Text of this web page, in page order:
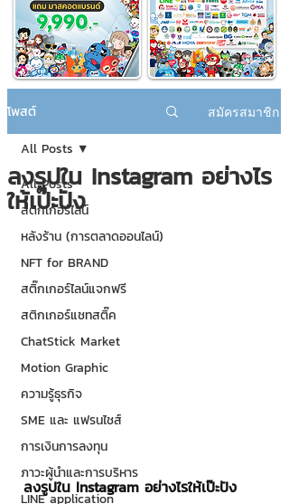
โพสต์ สมัครสมาชิก
All Posts
สติกเกอร์ไลน์
หลังร้าน (การตลาดออนไลน์)
NFT for BRAND
สติ๊กเกอร์ไลน์แจกฟรี
สติกเกอร์แชทสติ๊ค
ChatStick Market
Motion Graphic
ความรู้ธุรกิจ
SME และ แฟรนไชส์
การเงินการลงทุน
ภาวะผู้นำและการบริหาร
LINE application
All Posts
ลงรูปใน Instagram อย่างไร
ให้เป๊ะปัง
ลงรูปใน Instagram อย่างไรให้เป๊ะปัง